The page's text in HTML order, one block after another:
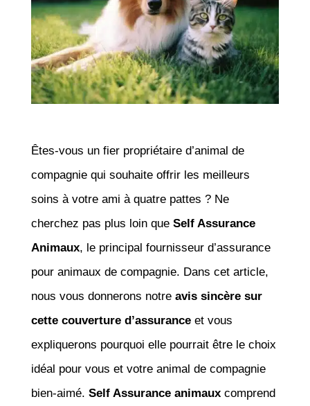
Êtes-vous un fier propriétaire d’animal de
compagnie qui souhaite offrir les meilleurs
soins à votre ami à quatre pattes ? Ne
cherchez pas plus loin que Self Assurance
Animaux, le principal fournisseur d’assurance
pour animaux de compagnie. Dans cet article,
nous vous donnerons notre avis sincère sur
cette couverture d’assuranceet vous
expliquerons pourquoi elle pourrait être le choix
idéal pour vous et votre animal de compagnie
bien-aimé. Self Assurance animauxcomprend